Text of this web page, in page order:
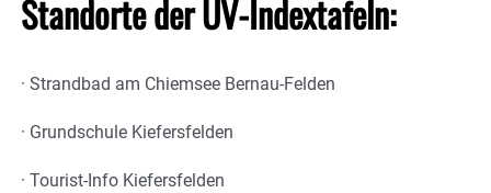
Standorte der UV-Indextafeln:
· Strandbad am Chiemsee Bernau-Felden
· Grundschule Kiefersfelden
· Tourist-Info Kiefersfelden